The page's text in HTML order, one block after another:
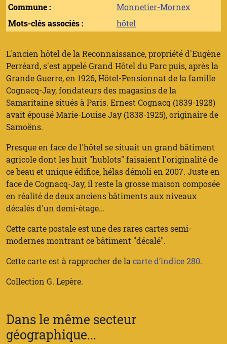
Commune :
Monnetier-Mornex
Mots-clés associés :
hôtel
L'ancien hôtel de la Reconnaissance, propriété d'Eugène
Perréard, s'est appelé Grand Hôtel du Parc puis, après la
Grande Guerre, en 1926, Hôtel-Pensionnat de la famille
Cognacq-Jay, fondateurs des magasins de la
Samaritaine situés à Paris. Ernest Cognacq (1839-1928)
avait épousé Marie-Louise Jay (1838-1925), originaire de
Samoëns.
Presque en face de l'hôtel se situait un grand bâtiment
agricole dont les huit "hublots" faisaient l'originalité de
ce beau et unique édifice, hélas démoli en 2007. Juste en
face de Cognacq-Jay, il reste la grosse maison composée
en réalité de deux anciens bâtiments aux niveaux
décalés d'un demi-étage...
Cette carte postale est une des rares cartes semi-
modernes montrant ce bâtiment "décalé".
Cette carte est à rapprocher de lacarte d’indice 280.
Collection G. Lepère.
Dans le même secteur
géographique...